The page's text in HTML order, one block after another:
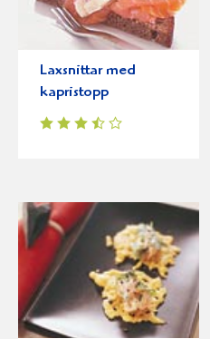
Laxsnittar med
kapristopp